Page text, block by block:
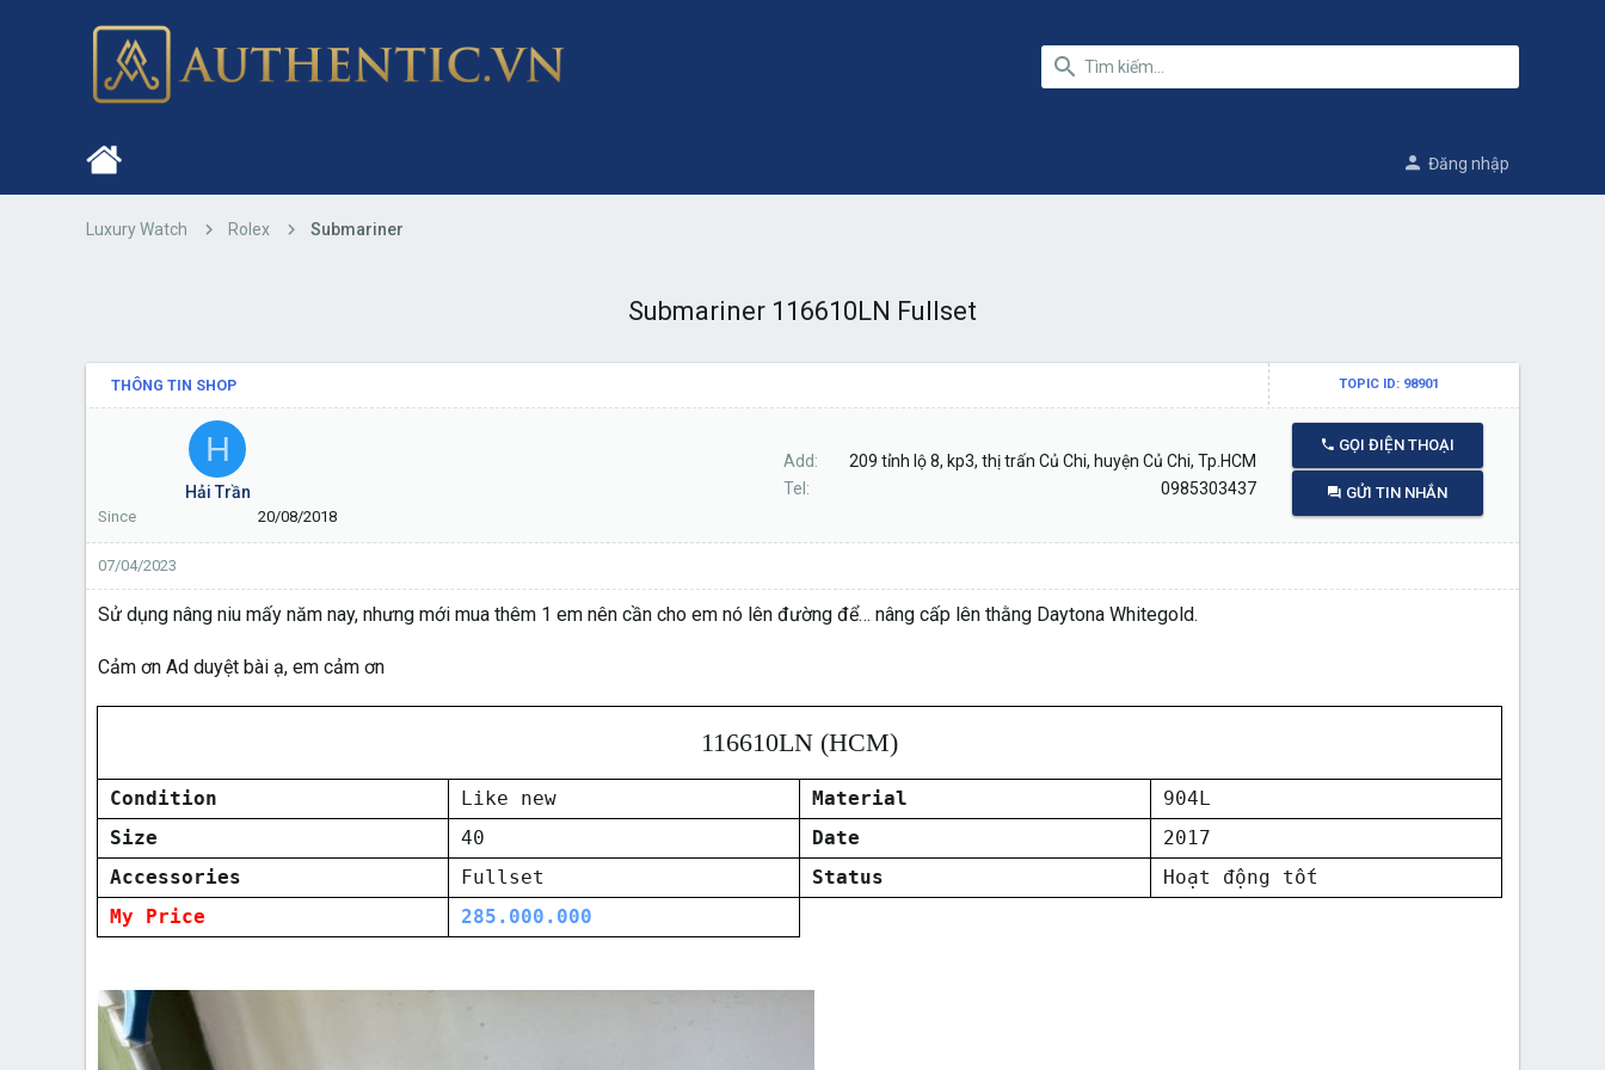
Đăng nhập
Luxury Watch Rolex Submariner
Submariner 116610LN Fullset
THÔNG TIN SHOP TOPIC ID: 98901
H
Hải Trần
Since 20/08/2018
Add
209 tỉnh lộ 8, kp3, thị trấn Củ Chi, huyện Củ Chi, Tp.HCM
Tel
0985303437
GỌI ĐIỆN THOẠI
GỬI TIN NHẮN
07/04/2023
Sử dụng nâng niu mấy năm nay, nhưng mới mua thêm 1 em nên cần cho em nó lên đường để… nâng cấp lên thằng Daytona Whitegold.
Cảm ơn Ad duyệt bài ạ, em cảm ơn
116610LN (HCM)
Condition Like new Material
904L
Size
40 Date
2017
Accessories
Fullset Status
Hoạt động tốt
My Price
285.000.000